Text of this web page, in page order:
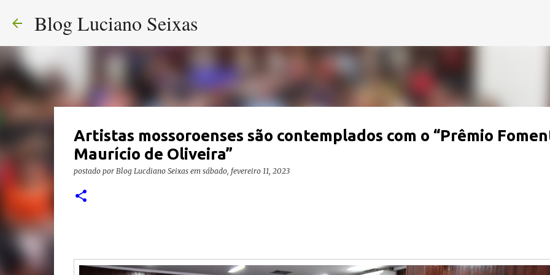
Blog Luciano Seixas
Artistas mossoroenses são contemplados com o “Prêmio
Maurício de Oliveira”
postado por Blog Lucdiano Seixas em sábado, fevereiro 11, 2023